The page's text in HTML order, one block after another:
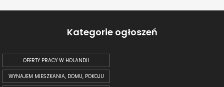
Kategorie ogłoszeń
OFERTY PRACY W HOLANDII
WYNAJEM MIESZKANIA, DOMU, POKOJU